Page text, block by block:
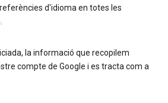
d'idioma en totes les
la informació que recopilem
compte de Google i es tracta com a